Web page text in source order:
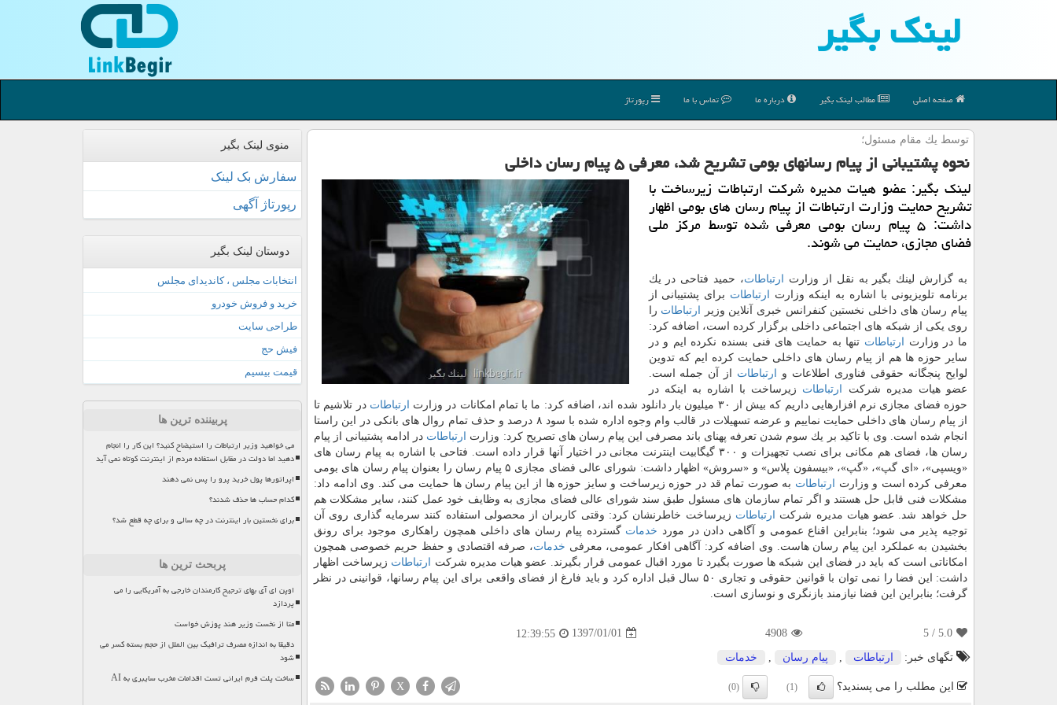
لینك بگیر
صفحه اصلی مطالب لینك بگیر درباره ما تماس با ما رپورتاژ
توسط یك مقام مسئول؛
نحوه پشتیبانی از پیام رسانهای بومی تشریح شد، معرفی ۵ پیام رسان داخلی
لینك بگیر: عضو هیات مدیره شركت ارتباطات زیرساخت با
تشریح حمایت وزارت ارتباطات از پیام رسان های بومی اظهار
داشت: ۵ پیام رسان بومی معرفی شده توسط مركز ملی
فضای مجازی، حمایت می شوند.
به گزارش لینك بگیر به نقل از وزارت ارتباطات، حمید فتاحی در یك
برنامه تلویزیونی با اشاره به اینكه وزارت
ارتباطات برای پشتیبانی از
پیام رسان های داخلی نخستین كنفرانس خبری آنلاین وزیر
ارتباطات را
روی یكی از شبكه های اجتماعی داخلی برگزار كرده است، اضافه كرد:
ما در وزارت
ارتباطات تنها به حمایت های فنی بسنده نكرده ایم و در
سایر حوزه ها هم از پیام رسان های داخلی حمایت كرده ایم كه تدوین
لوایح پنجگانه حقوقی فناوری اطلاعات و
ارتباطات از آن جمله است.
عضو هیات مدیره شركت
ارتباطات زیرساخت با اشاره به اینكه در
حوزه فضای مجازی نرم افزارهایی داریم كه بیش از ۳۰ میلیون بار دانلود شده اند، اضافه كرد: ما با تمام امكانات در وزارت
ارتباطات در تلاشیم تا
از پیام رسان های داخلی حمایت نماییم و عرضه تسهیلات در قالب وام وجوه اداره شده با سود ۸ درصد و حذف تمام روال های بانكی در این راستا
انجام شده است. وی با تاكید بر یك سوم شدن تعرفه پهنای باند مصرفی این پیام رسان های تصریح كرد: وزارت
ارتباطات در ادامه پشتیبانی از پیام
رسان ها، فضای هم مكانی برای نصب تجهیزات و ۳۰۰ گیگابیت اینترنت مجانی در اختیار آنها قرار داده است. فتاحی با اشاره به پیام رسان های
«ویسپی»، «ای گپ»، «گپ»، «بیسفون پلاس» و «سروش» اظهار داشت: شورای عالی فضای مجازی ۵ پیام رسان را بعنوان پیام رسان های بومی
معرفی كرده است و وزارت
ارتباطات به صورت تمام قد در حوزه زیرساخت و سایز حوزه ها از این پیام رسان ها حمایت می كند. وی ادامه داد:
مشكلات فنی قابل حل هستند و اگر تمام سازمان های مسئول طبق سند شورای عالی فضای مجازی به وظایف خود عمل كنند، سایر مشكلات هم
حل خواهد شد. عضو هیات مدیره شركت
ارتباطات زیرساخت خاطرنشان كرد: وقتی كاربران از محصولی استفاده كنند سرمایه گذاری روی آن
توجیه پذیر می شود؛ بنابراین اقناع عمومی و آگاهی دادن در مورد خدمات گسترده پیام رسان های داخلی همچون راهكاری موجود برای رونق
بخشیدن به عملكرد این پیام رسان هاست. وی اضافه كرد: آگاهی افكار عمومی، معرفی خدمات، صرفه اقتصادی و حفظ حریم خصوصی همچون
امكاناتی است كه باید در فضای این شبكه ها صورت بگیرد تا مورد اقبال عمومی قرار بگیرند. عضو هیات مدیره شركت
ارتباطات زیرساخت اظهار
داشت: این فضا را نمی توان با قوانین حقوقی و تجاری ۵۰ سال قبل اداره كرد و باید فارغ از فضای واقعی برای این پیام رسانها، قوانینی در نظر
گرفت؛ بنابراین این فضا نیازمند بازنگری و نوسازی است.
5.0
/ 5
4908
1397/01/01
12:39:55
تگهای خبر:
ارتباطات پیام رسان خدمات
این مطلب را می پسندید؟ (1)
(0)
X
منوی لینک بگیر
سفارش بک لینک
رپورتاژ آگهی
دوستان لینک بگیر
انتخابات مجلس ، کاندیدای مجلس
خرید و فروش خودرو
طراحی سایت
فیش حج
قیمت بیسیم
پربیننده ترین ها
می خواهید وزیر ارتباطات را استیضاح کنید؟ این کار را انجام
دهید اما دولت در مقابل استفاده مردم از اینترنت کوتاه نمی آید
اپراتورها پول خرید پرو را پس نمی دهند
کدام حساب ها حذف شدند؟
برای نخستین بار اینترنت در چه سالی و برای چه قطع شد؟
پربحث ترین ها
اوپن ای آی بهای ترجیح کارمندان خارجی به آمریکایی را می
پردازد
متا از نخست وزیر هند پوزش خواست
دقیقا به اندازه مصرف ترافیک بین الملل از حجم بسته کسر می
شود
ساخت پلت فرم ایرانی تست اقدامات مخرب سایبری به AI